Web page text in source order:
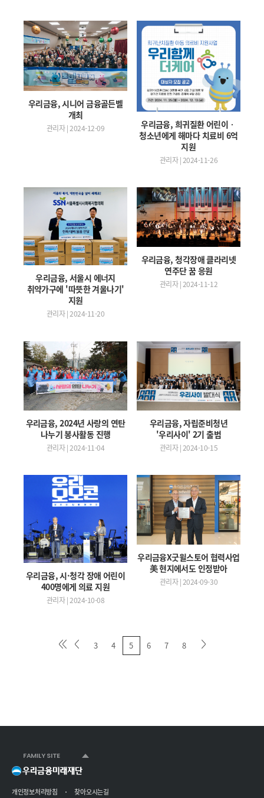
우리금융, 시니어 금융골든벨
개최
관리자 | 2024-12-09
우리금융, 희귀질환 어린이‧
청소년에게 해마다 치료비 6억
지원
관리자 | 2024-11-26
우리금융, 서울시 에너지
취약가구에 '따뜻한 겨울나기'
지원
관리자 | 2024-11-20
우리금융, 청각장애 클라리넷
연주단 꿈 응원
관리자 | 2024-11-12
우리금융, 2024년 사랑의 연탄
나누기 봉사활동 진행
관리자 | 2024-11-04
우리금융, 자립준비청년
'우리사이' 2기 출범
관리자 | 2024-10-15
우리금융, 시·청각 장애 어린이
400명에게 의료 지원
관리자 | 2024-10-08
우리금융X굿윌스토어 협력사업
美 현지에서도 인정받아
관리자 | 2024-09-30
3 4 5 6 7 8
개인정보처리방침 찾아오시는길
FAMILY SITE